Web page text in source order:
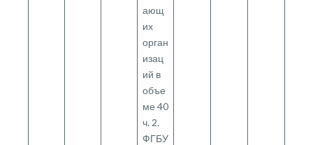
ающ
их
орган
изац
ий в
объе
ме 40
ч. 2.
ФГБУ